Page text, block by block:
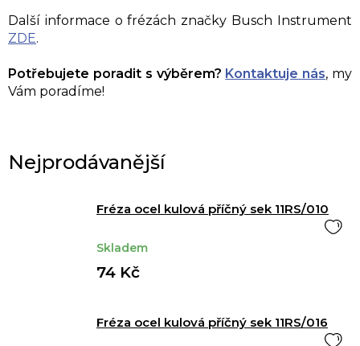
Další informace o frézách značky Busch Instrument
ZDE.
Potřebujete poradit s výběrem? Kontaktuje nás, my
Vám poradíme!
Nejprodávanější
Fréza ocel kulová příčný sek 11RS/010
Skladem
74 Kč
Fréza ocel kulová příčný sek 11RS/016